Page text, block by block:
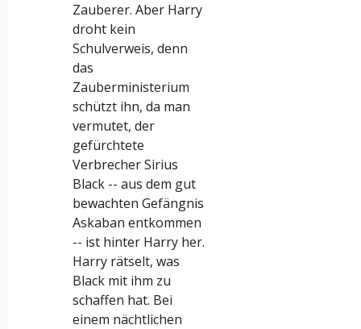
Zauberer. Aber Harry
droht kein
Schulverweis, denn
das
Zauberministerium
schützt ihn, da man
vermutet, der
gefürchtete
Verbrecher Sirius
Black -- aus dem gut
bewachten Gefängnis
Askaban entkommen
-- ist hinter Harry her.
Harry rätselt, was
Black mit ihm zu
schaffen hat. Bei
einem nächtlichen